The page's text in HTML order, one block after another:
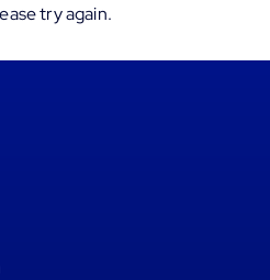
try again.